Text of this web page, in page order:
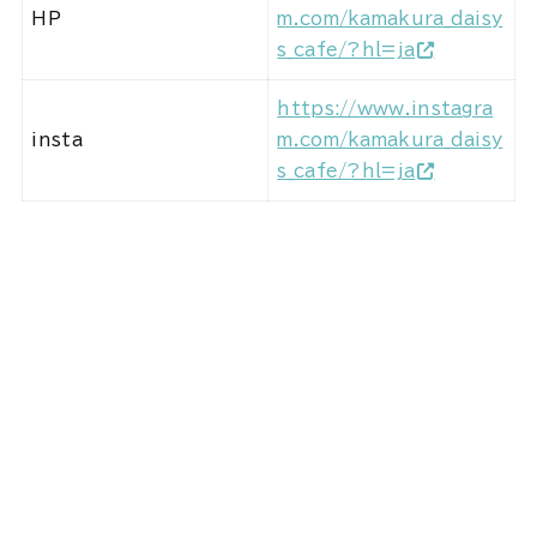
HP
m.com/kamakura_daisy
s_cafe/?hl=ja
insta
https://www.instagra
m.com/kamakura_daisy
s_cafe/?hl=ja